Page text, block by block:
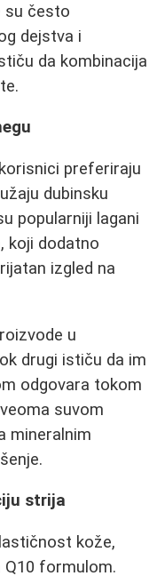
su često
dejstva i
da kombinacija
preferiraju
dubinsku
popularniji lagani
koji dodatno
izgled na
u
drugi ističu da im
odgovara tokom
suvom
mineralnim
strija
kože,
Q10 formulom.